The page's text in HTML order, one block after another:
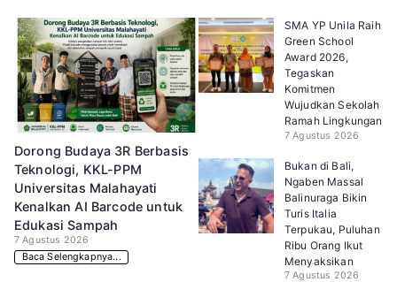
Dorong Budaya 3R Berbasis
Teknologi, KKL-PPM
Universitas Malahayati
Kenalkan AI Barcode untuk
Edukasi Sampah
7 Agustus 2026
Baca Selengkapnya...
SMA YP Unila Raih
Green School
Award 2026,
Tegaskan
Komitmen
Wujudkan Sekolah
Ramah Lingkungan
7 Agustus 2026
Bukan di Bali,
Ngaben Massal
Balinuraga Bikin
Turis Italia
Terpukau, Puluhan
Ribu Orang Ikut
Menyaksikan
7 Agustus 2026